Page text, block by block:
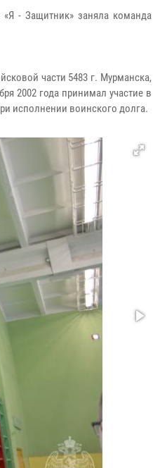
- Защитник» заняла команда
части 5483 г. Мурманска,
2002 года принимал участие в
исполнении воинского долга.